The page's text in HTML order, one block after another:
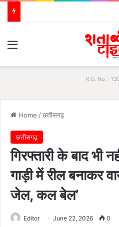
R.O. No. :
Home /छत्तीसगढ़
छत्तीसगढ़
गिरफ्तारी के बाद भी
गाड़ी में रील बनाकर
जेल, कल बेल’
Editor June 22, 2026 0